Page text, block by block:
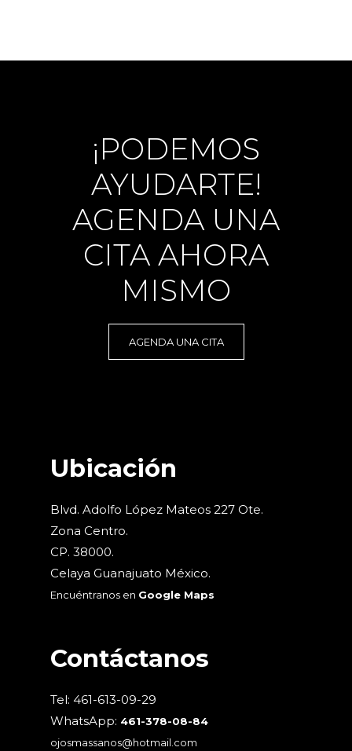
¡PODEMOS
AYUDARTE!
AGENDA UNA
CITA AHORA
MISMO
AGENDA UNA CITA
Ubicación
Blvd. Adolfo López Mateos 227 Ote.
Zona Centro.
CP. 38000.
Celaya Guanajuato México.
Encuéntranos en Google Maps
Contáctanos
Tel: 461-613-09-29
WhatsApp: 461-378-08-84
ojosmassanos@hotmail.com